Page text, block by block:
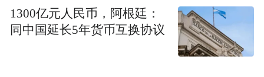
1300亿元人民币，阿根廷：
同中国延长5年货币互换协议